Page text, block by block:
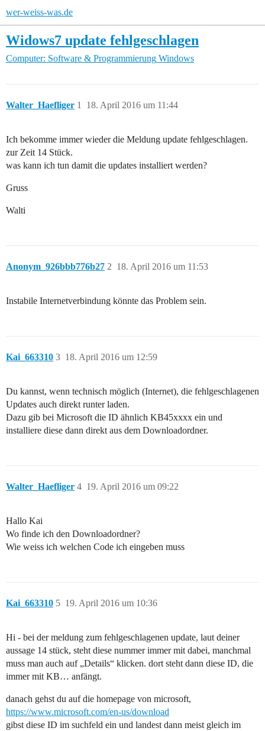
wer-weiss-was.de
Widows7 update fehlgeschlagen
Computer: Software & Programmierung Windows
Walter_Haefliger 18. April 2016 um 11:44
1
Ich bekomme immer wieder die Meldung update fehlgeschlagen.
zur Zeit 14 Stück.
was kann ich tun damit die updates installiert werden?
Gruss
Walti
Anonym_926bbb776b27 18. April 2016 um 11:53
2
Instabile Internetverbindung könnte das Problem sein.
Kai_663310 18. April 2016 um 12:59
3
Du kannst, wenn technisch möglich (Internet), die fehlgeschlagenen
Updates auch direkt runter laden.
Dazu gib bei Microsoft die ID ähnlich KB45xxxx ein und
installiere diese dann direkt aus dem Downloadordner.
Walter_Haefliger 19. April 2016 um 09:22
4
Hallo Kai
Wo finde ich den Downloadordner?
Wie weiss ich welchen Code ich eingeben muss
Kai_663310 19. April 2016 um 10:36
5
Hi - bei der meldung zum fehlgeschlagenen update, laut deiner
aussage 14 stück, steht diese nummer immer mit dabei, manchmal
muss man auch auf „Details“ klicken. dort steht dann diese ID, die
immer mit KB… anfängt.
danach gehst du auf die homepage von microsoft,
https://www.microsoft.com/en-us/download
gibst diese ID im suchfeld ein und landest dann meist gleich im